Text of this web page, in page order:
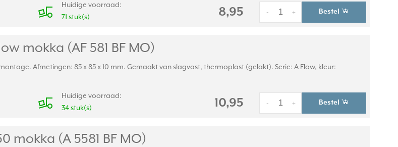
Huidige voorraad:
71 stuk(s)
8,95 +
- Bestel
mokka (AF 581 BF MO)
Afmetingen: 85 x 85 x 10 mm. Gemaakt van slagvast, thermoplast (gelakt). Serie: A Flow, kleur:
Huidige voorraad:
34 stuk(s)
10,95 +
- Bestel
mokka (A 5581 BF MO)